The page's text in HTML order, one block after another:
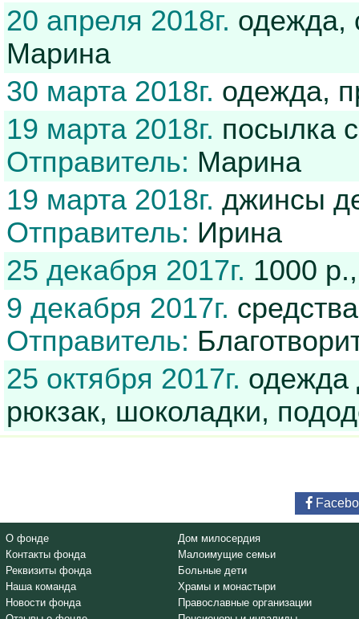
20 апреля 2018г. одежда,
Марина
30 марта 2018г. одежда,
19 марта 2018г. посылка
Отправитель: Марина
19 марта 2018г. джинсы
Отправитель: Ирина
25 декабря 2017г. 1000
9 декабря 2017г.
Отправитель:
25 октября 2017г. одежда
рюкзак, шоколадки,
О фонде
Контакты фонда
Реквизиты фонда
Наша команда
Новости фонда
Дом милосердия
Малоимущие семьи
Больные дети
Храмы и монастыри
Православные организации